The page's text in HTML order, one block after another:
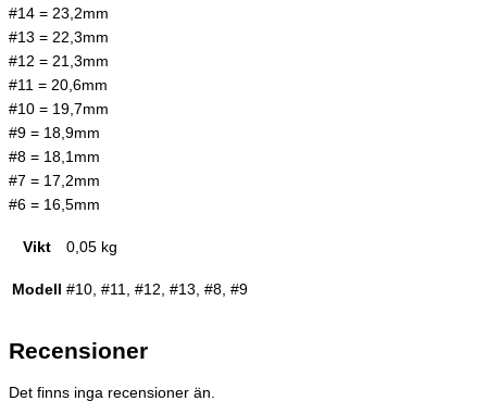
#14 = 23,2mm
#13 = 22,3mm
#12 = 21,3mm
#11 = 20,6mm
#10 = 19,7mm
#9 = 18,9mm
#8 = 18,1mm
#7 = 17,2mm
#6 = 16,5mm
Vikt 0,05 kg
Modell #10, #11, #12, #13, #8, #9
Recensioner
Det finns inga recensioner än.